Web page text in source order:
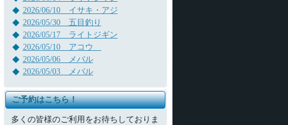
2026/06/10 イサキ・アジ
2026/05/30 五目釣り
2026/05/17 ライトジギン
2026/05/10 アコウ
2026/05/06 メバル
2026/05/03 メバル
ご予約はこちら！
多くの皆様のご利用をお待ちしておりま